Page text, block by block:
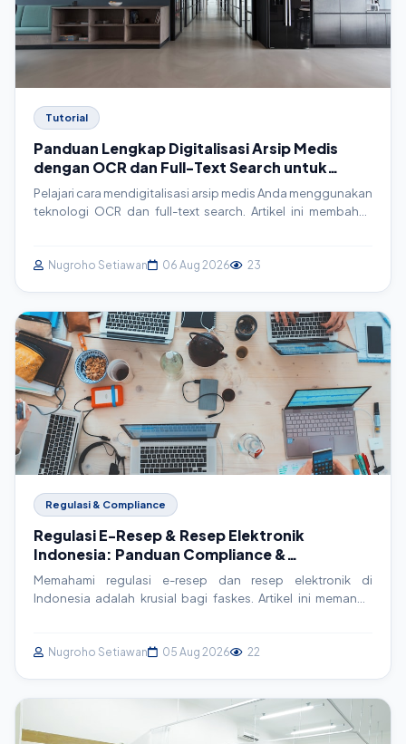
Tutorial
Panduan Lengkap Digitalisasi Arsip Medis
dengan OCR dan Full-Text Search untuk
SIMRS
Pelajari cara mendigitalisasi arsip medis Anda menggunakan
teknologi OCR dan full-text search. Artikel ini membahas
sakit dan klinik.
Nugroho Setiawan 06 Aug 2026 23
Regulasi & Compliance
Regulasi E-Resep & Resep Elektronik
Indonesia: Panduan Compliance &
Implementasi Teknis
Memahami regulasi e-resep dan resep elektronik di
Indonesia adalah krusial bagi faskes. Artikel ini memandu
Klinik Anda.
Nugroho Setiawan 05 Aug 2026 22